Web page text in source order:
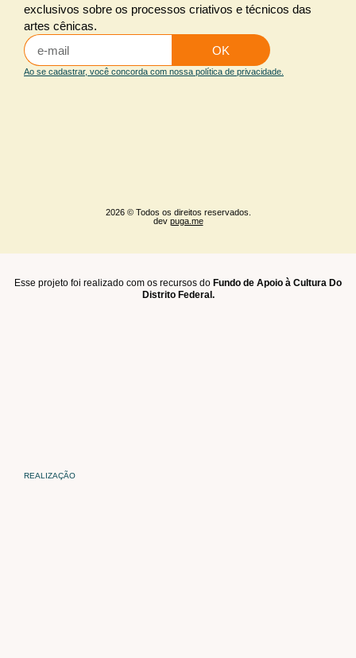
2026 © Todos os direitos reservados.
dev puga.me
exclusivos sobre os processos criativos e técnicos das
artes cênicas.
OK
Ao se cadastrar, você concorda com nossa política de privacidade.
Esse projeto foi realizado com os recursos do Fundo de Apoio à Cultura Do
Distrito Federal.
REALIZAÇÃO